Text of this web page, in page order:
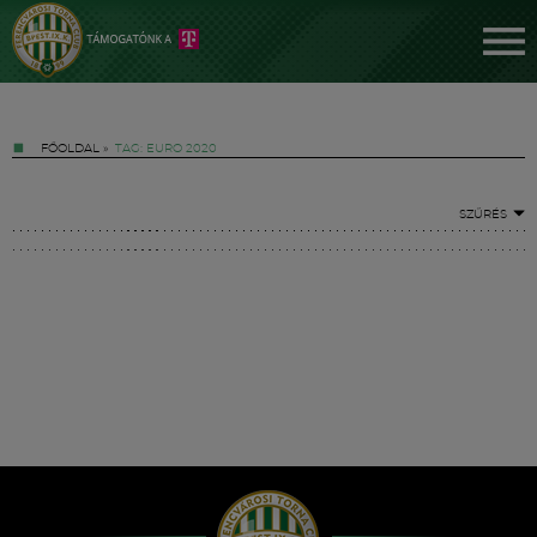
FŐOLDAL » TAG: EURO 2020
SZŰRÉS
Hírek